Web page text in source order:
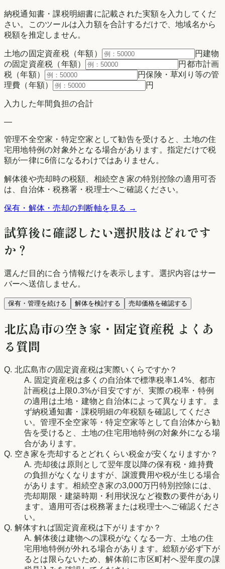
納税通知書・課税明細書に記載された実額を入力してくだ
さい。このツールは入力額を合計するだけで、地域名から
税額を推定しません。
土地の固定資産税（年額） 円建物
の固定資産税（年額）
円 都市計画
税（年額）
円保険・草刈り等の管
理費（年額）
円
入力した年間負担の合計
—
管理不全空家・特定空家として勧告を受けると、土地の住
宅用地特例の対象外となる場合があります。指定だけで税
額が一律に6倍になるわけではありません。
解体後や売却時の税額、相続空き家の特別控除の適用可否
は、自治体・税務署・税理士へご確認ください。
保有・解体・売却の判断軸を見る →
試算後に確認したい選択肢はどれです
か？
選んだ目的に合う情報だけを表示します。選択内容はサー
バーへ送信しません。
保有・管理を続ける 解体を検討する 売却価格を確認する
北広島市の空き家・固定資産税 よくあ
る質問
Q. 北広島市の固定資産税は実際いくらですか？
A. 固定資産税は多くの自治体で標準税率1.4%、都市
計画税は上限0.3%が目安ですが、実際の税率・特例
の適用は土地・建物と自治体によって異なります。ま
ず納税通知書・課税明細の年税額を確認してくださ
い。管理不全空家等・特定空家等として自治体から勧
告を受けると、土地の住宅用地特例の対象外になる場
合があります。
Q. 空き家を売却するとどれくらい税金が安くなりますか？
A. 売却後は原則として翌年度以降の保有税・維持費
の負担がなくなりますが、譲渡費用や税が生じる場合
があります。相続空き家の3,000万円特別控除には、
売却期限・建築時期・利用状況など複数の要件があり
ます。適用可否は税務署または税理士へご確認くださ
い。
Q. 解体すれば固定資産税は下がりますか？
A. 解体後は建物への課税がなくなる一方、土地の住
宅用地特例が外れる場合があります。総額が必ず下が
るとは限らないため、解体前に市区町村へ翌年度の課